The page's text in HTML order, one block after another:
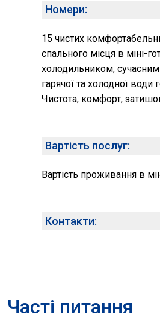
Номери:
15 чистих
спального місця в міні-
холодильником,
гарячої та холодної
Чистота, комфорт,
Вартість послуг:
Вартість проживання в
Контакти:
Часті питання